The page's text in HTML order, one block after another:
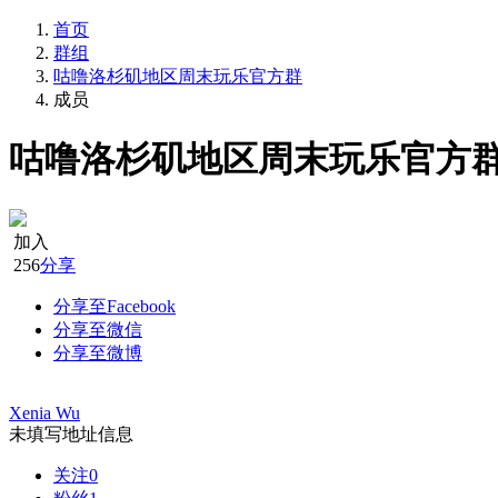
首页
群组
咕噜洛杉矶地区周末玩乐官方群
成员
咕噜洛杉矶地区周末玩乐官方
加入
256分享
分享至Facebook
分享至微信
分享至微博
Xenia Wu
未填写地址信息
关注0